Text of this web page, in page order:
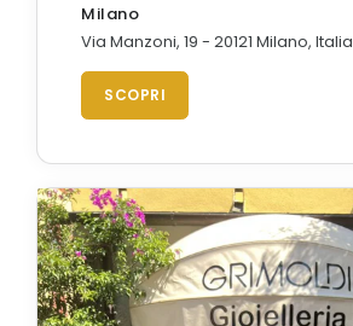
Milano
Via Manzoni, 19 - 20121 Milano, Italia
SCOPRI